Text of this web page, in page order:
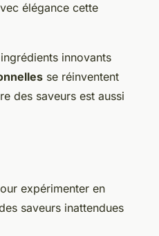
élégance cette
innovants
se réinventent
des saveurs est aussi
expérimenter en
saveurs inattendues